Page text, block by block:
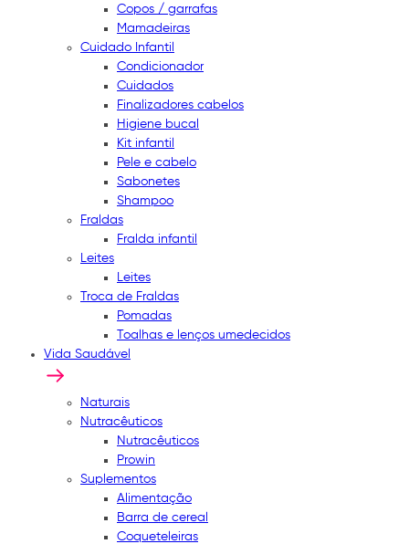
Copos / garrafas
Mamadeiras
Cuidado Infantil
Condicionador
Cuidados
Finalizadores cabelos
Higiene bucal
Kit infantil
Pele e cabelo
Sabonetes
Shampoo
Fraldas
Fralda infantil
Leites
Leites
Troca de Fraldas
Pomadas
Toalhas e lenços umedecidos
Vida Saudável
Naturais
Nutracêuticos
Nutracêuticos
Prowin
Suplementos
Alimentação
Barra de cereal
Coqueteleiras